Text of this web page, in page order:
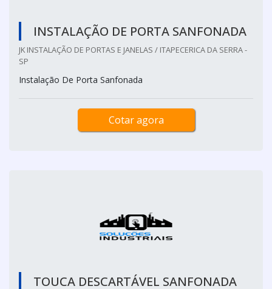
INSTALAÇÃO DE PORTA SANFONADA
JK INSTALAÇÃO DE PORTAS E JANELAS / ITAPECERICA DA SERRA -
SP
Instalação De Porta Sanfonada
Cotar agora
TOUCA DESCARTÁVEL SANFONADA